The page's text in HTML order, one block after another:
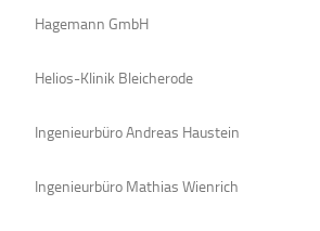
Hagemann GmbH
Helios-Klinik Bleicherode
Ingenieurbüro Andreas Haustein
Ingenieurbüro Mathias Wienrich